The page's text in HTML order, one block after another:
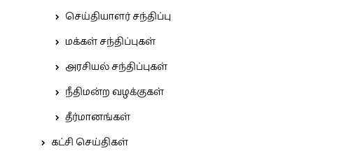
செய்தியாளர் சந்திப்பு
மக்கள் சந்திப்புகள்
அரசியல் சந்திப்புகள்
நீதிமன்ற வழக்குகள்
தீர்மானங்கள்
கட்சி செய்திகள்